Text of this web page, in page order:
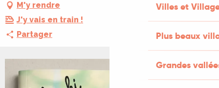
Villes et
Plus beaux
Grandes
M'y rendre
J'y vais en train !
Partager